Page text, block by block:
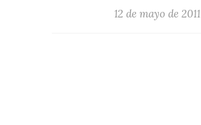
12 de mayo de 2011